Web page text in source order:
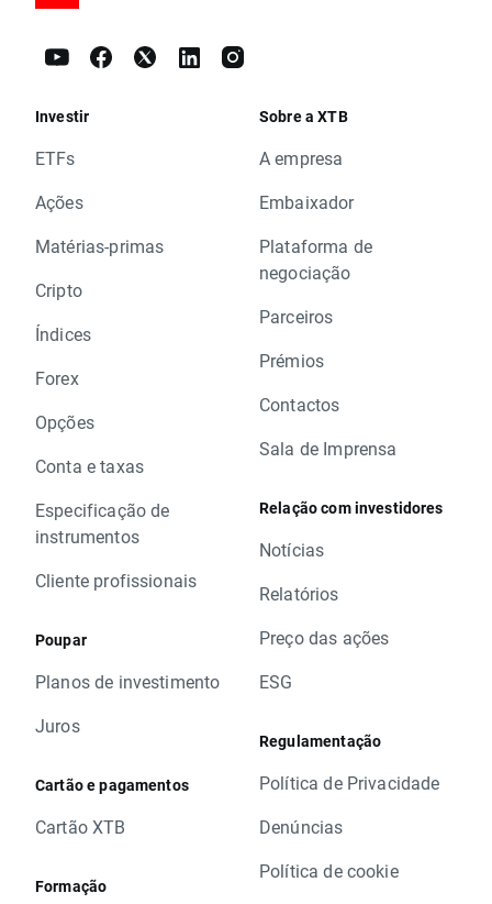
Investir
ETFs
Ações
Matérias-primas
Cripto
Índices
Forex
Opções
Conta e taxas
Especificação de
instrumentos
Cliente profissionais
Poupar
Planos de investimento
Juros
Cartão e pagamentos
Cartão XTB
Formação
Sobre a XTB
A empresa
Embaixador
Plataforma de
negociação
Parceiros
Prémios
Contactos
Sala de Imprensa
Relação com investidores
Notícias
Relatórios
Preço das ações
ESG
Regulamentação
Política de Privacidade
Denúncias
Política de cookie